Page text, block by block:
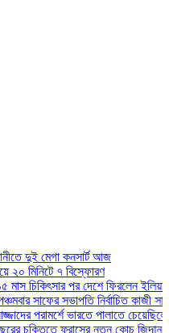
মেগা কনসার্ট আজ
৭ বিস্ফোরণ
চিকিৎসার পর দেশে ফিরলেন ইলিয়াস কাঞ্চন
সাফের সভাপতি নির্বাচিত কাজী সালাহউদ্দিন
পরামর্শে ভারতে পালাতে চেয়েছিলেন
ফ্রান্সের নতুন কোচ জিদান